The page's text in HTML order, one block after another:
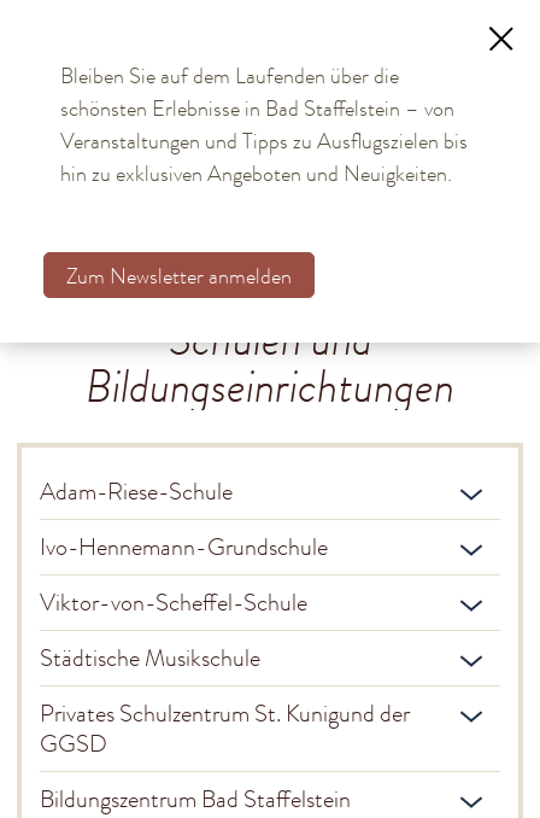
TOURISMUS
Aktuelles
Bürgerservice online
Rathaus
Stadtteile
Einrichtungen
Adam Riese Halle
Stadtmuseum
Museum Kloster Banz
Stadtbücherei
Kindertagesstätten
Maintal-Kindertagesstätte
Schulen
Städt. Sing- und Musikschule
Schulen und
Bildungseinrichtungen
Adam-Riese-Schule
Ivo-Hennemann-Grundschule
Viktor-von-Scheffel-Schule
Städtische Musikschule
Privates Schulzentrum St. Kunigund der
GGSD
Bildungszentrum Bad Staffelstein
Bleiben Sie auf dem Laufenden über die
schönsten Erlebnisse in Bad Staffelstein – von
Veranstaltungen und Tipps zu Ausflugszielen bis
hin zu exklusiven Angeboten und Neuigkeiten.
Zum Newsletter anmelden